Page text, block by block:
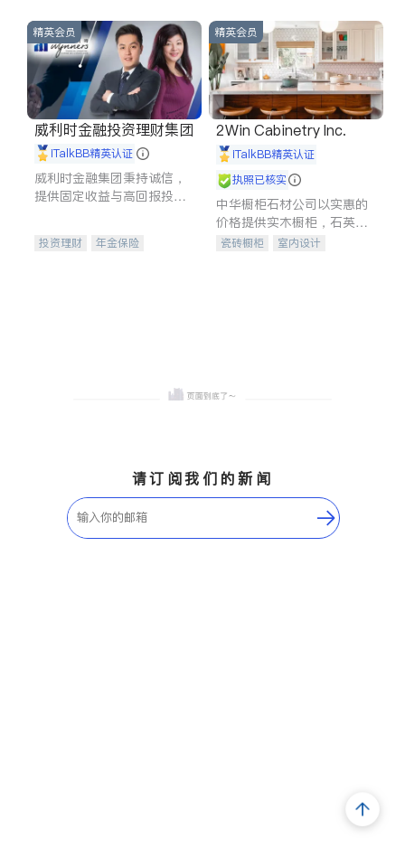
精英会员
威利时金融投资理财集团
iTalkBB精英认证
威利时金融集团秉持诚信，
提供固定收益与高回报投资
合，助力客户实现目标
投资理财
年金保险
精英会员
2Win Cabinetry Inc.
iTalkBB精英认证
执照已核实
中华橱柜石材公司以实惠的
价格提供实木橱柜，石英石
台面，多种优质不锈钢水
瓷砖橱柜
室内设计
请订阅我们的新闻